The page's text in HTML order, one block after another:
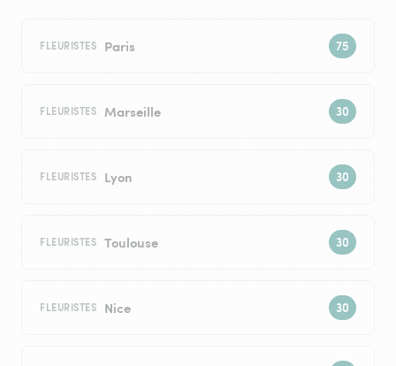
FLEURISTES Paris
FLEURISTES Marseille
FLEURISTES Lyon
FLEURISTES Toulouse
FLEURISTES Nice